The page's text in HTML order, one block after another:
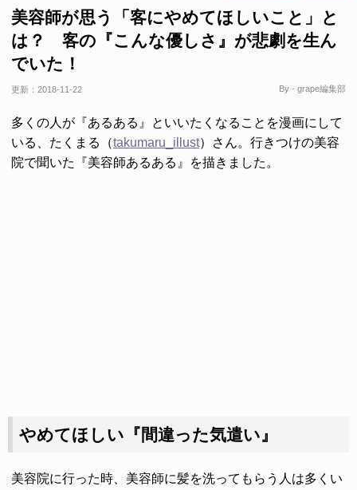
美容師が思う「客にやめてほしいこと」と
は？ 客の『こんな優しさ』が悲劇を生ん
でいた！
更新： 2018-11-22 By - grape編集部
多くの人が『あるある』といいたくなることを漫画にして
いる、たくまる（takumaru_illust）さん。行きつけの美容
院で聞いた『美容師あるある』を描きました。
やめてほしい『間違った気遣い』
美容院に行った時、美容師に髪を洗ってもらう人は多くい